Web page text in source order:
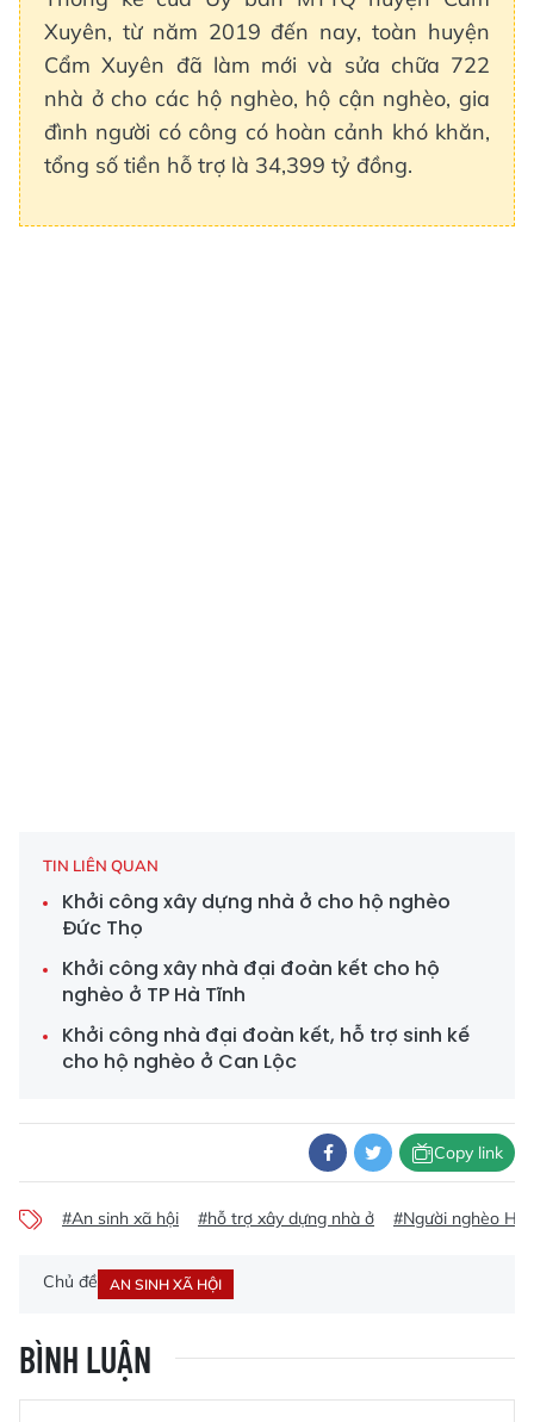
Xuyên, từ năm 2019 đến nay, toàn huyện
Cẩm Xuyên đã làm mới và sửa chữa 722
nhà ở cho các hộ nghèo, hộ cận nghèo, gia
đình người có công có hoàn cảnh khó khăn,
tổng số tiền hỗ trợ là 34,399 tỷ đồng.
TIN LIÊN QUAN
Khởi công xây dựng nhà ở cho hộ nghèo
Đức Thọ
Khởi công xây nhà đại đoàn kết cho hộ
nghèo ở TP Hà Tĩnh
Khởi công nhà đại đoàn kết, hỗ trợ sinh kế
cho hộ nghèo ở Can Lộc
Copy link
#An sinh xã hội #hỗ trợ xây dựng nhà ở #Người nghèo Hà
Chủ đề AN SINH XÃ HỘI
BÌNH LUẬN